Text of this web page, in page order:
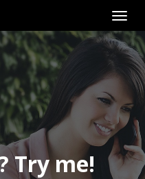
Try me!